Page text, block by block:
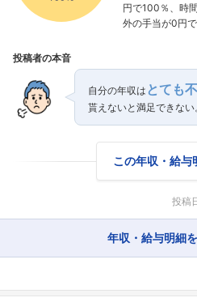
フォロー
円で100％、時
外の手当が0円
投稿者の本音
自分の年収は とても
貰えないと満足できない
この年収・給与
投稿
年収・給与明細